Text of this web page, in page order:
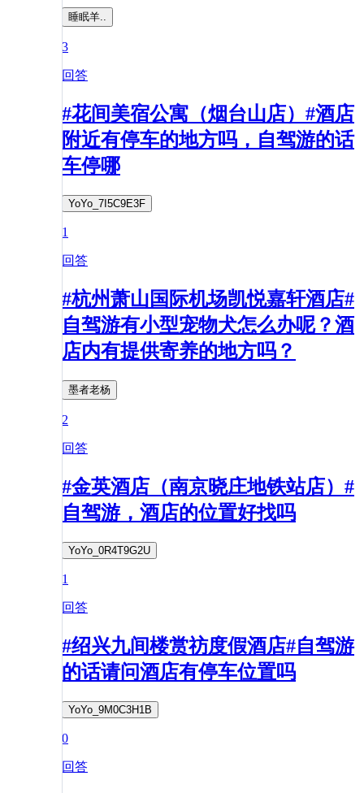
睡眠羊..
3
回答
#花间美宿公寓（烟台山店）#酒店
附近有停车的地方吗，自驾游的话
车停哪
YoYo_7I5C9E3F
1
回答
#杭州萧山国际机场凯悦嘉轩酒店#
自驾游有小型宠物犬怎么办呢？酒
店内有提供寄养的地方吗？
墨者老杨
2
回答
#金英酒店（南京晓庄地铁站店）#
自驾游，酒店的位置好找吗
YoYo_0R4T9G2U
1
回答
#绍兴九间楼赏祊度假酒店#自驾游
的话请问酒店有停车位置吗
YoYo_9M0C3H1B
0
回答